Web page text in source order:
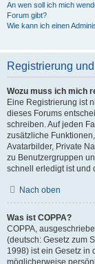
An wen soll ich mich
Forum gibt?
Wie kann ich einen
Registrierung
Wozu muss ich mich
Eine Registrierung ist
dieses Forums
schreiben. Auf jeden
zusätzliche
Avatarbilder, Private
zu Benutzergruppen
schnell erledigt ist und
Nach oben
Was ist COPPA?
COPPA,
(deutsch: Gesetz zum
1998) ist ein Gesetz in
möglicherweise